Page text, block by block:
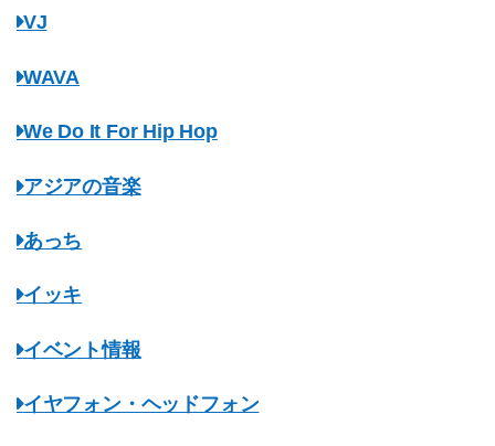
VJ
WAVA
We Do It For Hip Hop
アジアの音楽
あっち
イッキ
イベント情報
イヤフォン・ヘッドフォン